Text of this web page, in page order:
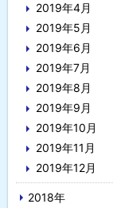
2019年4月
2019年5月
2019年6月
2019年7月
2019年8月
2019年9月
2019年10月
2019年11月
2019年12月
2018年